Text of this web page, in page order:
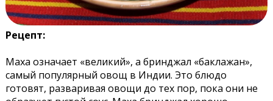
Рецепт:
Маха означает «великий», а бринджал «баклажан»,
самый популярный овощ в Индии. Это блюдо
готовят, разваривая овощи до тех пор, пока они не